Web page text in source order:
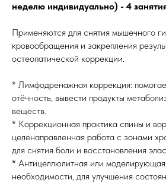
неделю индивидуально) - 4
Применяются для снятия мышечного
кровообращения и закрепления
остеопатической коррекции.
* Лимфодренажная коррекция:
отёчность, вывести продукты
веществ.
* Коррекционная практика спины и
целенаправленная работа с зонами
для снятия боли и восстановления
* Антицеллюлитная или моделирующая
необходимости, для улучшения